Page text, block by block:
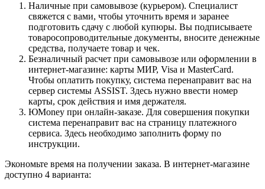
Наличные при самовывозе (курьером). Специалист
свяжется с вами, чтобы уточнить время и заранее
подготовить сдачу с любой купюры. Вы подписываете
товаросопроводительные документы, вносите денежные
средства, получаете товар и чек.
Безналичный расчет при самовывозе или оформлении в
интернет-магазине: карты МИР, Visa и MasterCard.
Чтобы оплатить покупку, система перенаправит вас на
сервер системы ASSIST. Здесь нужно ввести номер
карты, срок действия и имя держателя.
ЮMoney при онлайн-заказе. Для совершения покупки
система перенаправит вас на страницу платежного
сервиса. Здесь необходимо заполнить форму по
инструкции.
Экономьте время на получении заказа. В интернет-магазине
доступно 4 варианта: